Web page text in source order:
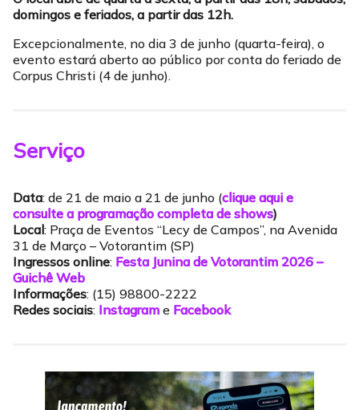
domingos e feriados, a partir das 12h.
Excepcionalmente, no dia 3 de junho (quarta-feira), o
evento estará aberto ao público por conta do feriado de
Corpus Christi (4 de junho).
Serviço
Data: de 21 de maio a 21 de junho (clique aqui e
consulte a programação completa de shows)
Local: Praça de Eventos “Lecy de Campos”, na Avenida
31 de Março – Votorantim (SP)
Ingressos online: Festa Junina de Votorantim 2026 –
Guichê Web
Informações: (15) 98800-2222
Redes sociais: Instagram e Facebook